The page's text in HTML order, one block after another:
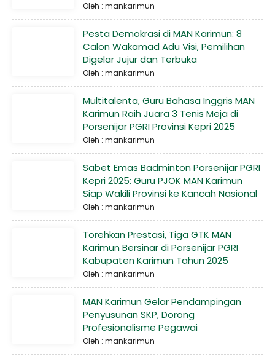
Oleh : mankarimun
Pesta Demokrasi di MAN Karimun: 8
Calon Wakamad Adu Visi, Pemilihan
Digelar Jujur dan Terbuka
Oleh : mankarimun
Multitalenta, Guru Bahasa Inggris MAN
Karimun Raih Juara 3 Tenis Meja di
Porsenijar PGRI Provinsi Kepri 2025
Oleh : mankarimun
Sabet Emas Badminton Porsenijar PGRI
Kepri 2025: Guru PJOK MAN Karimun
Siap Wakili Provinsi ke Kancah Nasional
Oleh : mankarimun
Torehkan Prestasi, Tiga GTK MAN
Karimun Bersinar di Porsenijar PGRI
Kabupaten Karimun Tahun 2025
Oleh : mankarimun
MAN Karimun Gelar Pendampingan
Penyusunan SKP, Dorong
Profesionalisme Pegawai
Oleh : mankarimun